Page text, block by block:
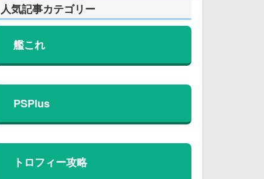
人気記事カテゴリー
艦これ
PSPlus
トロフィー攻略